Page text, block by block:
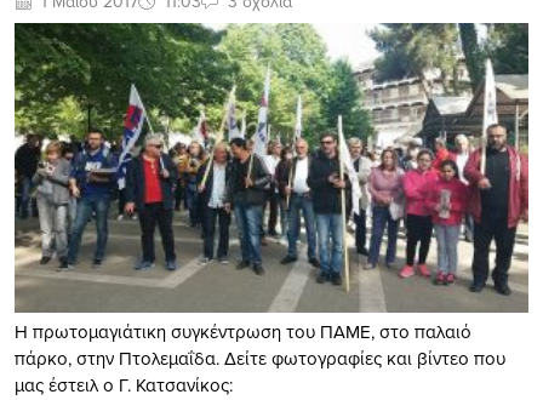
Η πρωτομαγιάτικη συγκέντρωση του ΠΑΜΕ, στο παλαιό
πάρκο, στην Πτολεμαΐδα. Δείτε φωτογραφίες και βίντεο που
μας έστειλ ο Γ. Κατσανίκος: